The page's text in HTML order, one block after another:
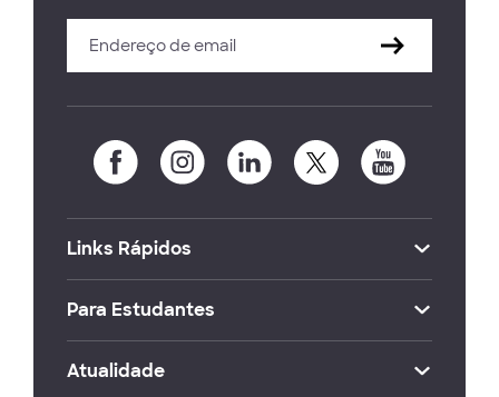
Links Rápidos
Para Estudantes
Atualidade